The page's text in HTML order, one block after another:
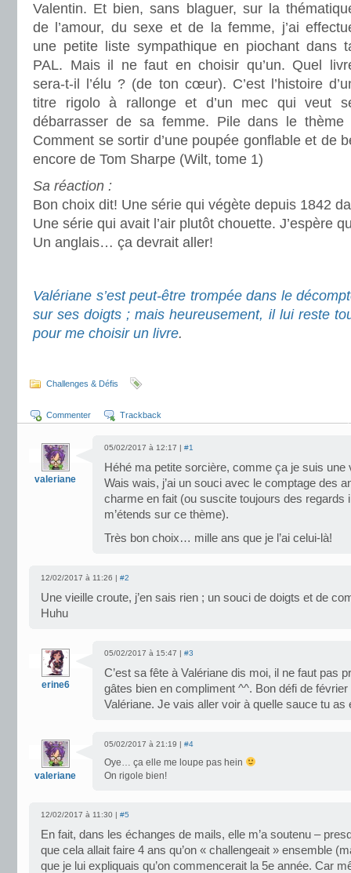
Valentin. Et bien, sans blaguer, sur la
de l’amour, du sexe et de la femme, j’ai
une petite liste sympathique en piochant dans
PAL. Mais il ne faut en choisir qu’un. Quel
sera-t-il l’élu ? (de ton cœur). C’est l’histoire
titre rigolo à rallonge et d’un mec qui veut
débarrasser de sa femme. Pile dans le thème
Comment se sortir d’une poupée gonflable et de
encore de Tom Sharpe (Wilt, tome 1)
Sa réaction :
Bon choix dit! Une série qui végète depuis 1842
Une série qui avait l’air plutôt chouette. J’espère
Un anglais… ça devrait aller!
Valériane s’est peut-être trompée dans le
sur ses doigts ; mais heureusement, il lui reste
pour me choisir un livre.
Challenges & Défis
Commenter Trackback
valeriane
05/02/2017 à 12:17 | #1
Héhé ma petite sorcière, comme ça je suis
Wais wais, j’ai un souci avec le comptage des
charme en fait (ou suscite toujours des regards
m’étends sur ce thème).
Très bon choix… mille ans que je l’ai celui-là!
12/02/2017 à 11:26 | #2
Une vieille croute, j’en sais rien ; un souci de doigts et de
Huhu
erine6
05/02/2017 à 15:47 | #3
C’est sa fête à Valériane dis moi, il ne faut pas
gâtes bien en compliment ^^. Bon défi de
Valériane. Je vais aller voir à quelle sauce tu as
valeriane
05/02/2017 à 21:19 | #4
Oye… ça elle me loupe pas hein
On rigole bien!
12/02/2017 à 11:30 | #5
En fait, dans les échanges de mails, elle m’a soutenu –
que cela allait faire 4 ans qu’on « challengeait » ensemble
que je lui expliquais qu’on commencerait la 5e année. Car